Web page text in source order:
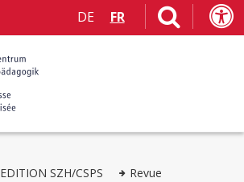
DE FR
EDITION SZH/CSPS Revue